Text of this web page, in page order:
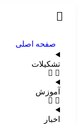
صفحه اصلی
تشکیلات
آموزش
اخبار